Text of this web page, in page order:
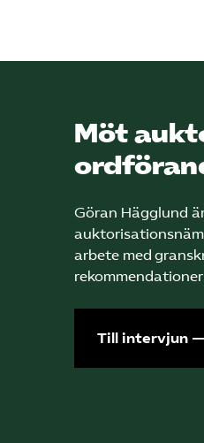
Möt
Göran Hägglund
arbete med
Till intervjun